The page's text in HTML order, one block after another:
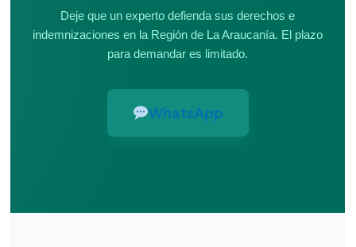
Deje que un experto defienda sus derechos e
indemnizaciones en la Región de La Araucanía. El plazo
para demandar es limitado.
WhatsApp